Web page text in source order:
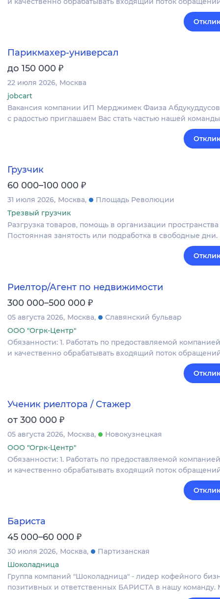
Парикмахер-универсал
до 150 000 ₽
22 июля 2026 Москва
jobcart
Вакансия компании ИП Мерджимек Фаиза
с радостью приглашаем Вас стать частью нашей
Грузчик
60 000–100 000 ₽
31 июля 2026 Москва
Площадь Революции
Трезвый грузчик
Разгрузка товаров, помощь в организации
Постоянная занятость или подработка в свободные дни.
Риелтор/Агент по недвижимости
300 000–500 000 ₽
05 августа 2026 Москва
Славянский бульвар
ООО "Огрк-Центр"
Обязанности: 1. Работать по предоставляемой
и качественно обрабатывать входящий поток
Ученик риелтора / Стажер
от 300 000 ₽
05 августа 2026 Москва
Новокузнецкая
ООО "Огрк-Центр"
Обязанности: 1. Работать по предоставляемой
и качественно обрабатывать входящий поток
Бариста
45 000–60 000 ₽
30 июля 2026 Москва
Партизанская
Шоколадница
Группа компаний "Шоколадница" - лидер кофейного
позитивных и ответственных БАРИСТА в нашу